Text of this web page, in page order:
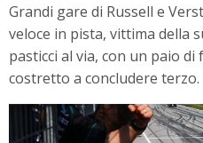
Grandi gare di Russell e
veloce in pista, vittima della
pasticci al via, con un paio
costretto a concludere terzo.